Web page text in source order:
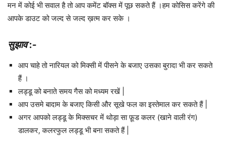
मन में कोई भी सवाल है तो आप कमेंट बॉक्स में पूछ सकते हैं ।हम कोसिस करेंगे की
आपके डाउट को जल्द से जल्द ख़त्म कर सके ।
सुझाव:-
आप चाहे तो नारियल को मिक्सी में पीसने के बजाए उसका बुरादा भी कर सकते
हैं ।
लड्डू को बनाते समय गैस को मध्यम रखें |
आप उसमे बादाम के बजाए किसी और सूखे फल का इस्तेमाल कर सकते हैं |
अगर आपको लड्डू के मिक्सचर में थोड़ा सा फ़ूड कलर (खाने वाली रंग)
डालकर, कलरफुल लड्डू भी बना सकते हैं |